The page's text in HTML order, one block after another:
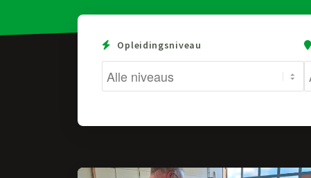
Opleidingsniveau